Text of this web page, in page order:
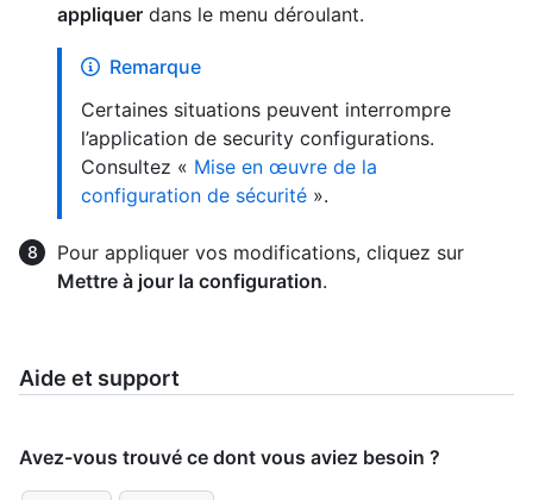
appliquer dans le menu déroulant.
Remarque
Certaines situations peuvent interrompre
l’application de security configurations.
Consultez « Mise en œuvre de la
configuration de sécurité ».
Pour appliquer vos modifications, cliquez sur
Mettre à jour la configuration.
Aide et support
Avez-vous trouvé ce dont vous aviez besoin ?